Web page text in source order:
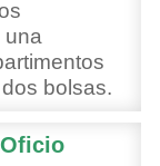
una
bolsas.